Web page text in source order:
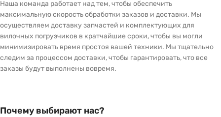
Наша команда работает над тем, чтобы обеспечить
максимальную скорость обработки заказов и доставки. Мы
осуществляем доставку запчастей и комплектующих для
вилочных погрузчиков в кратчайшие сроки, чтобы вы могли
минимизировать время простоя вашей техники. Мы тщательно
следим за процессом доставки, чтобы гарантировать, что все
заказы будут выполнены вовремя.
Почему выбирают нас?